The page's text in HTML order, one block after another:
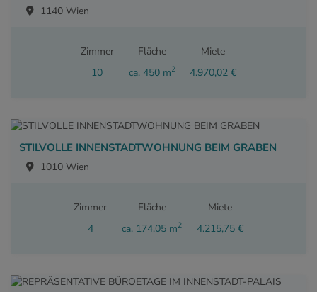
1140 Wien
Zimmer
10
Fläche
ca. 450 m2
Miete
4.970,02 €
STILVOLLE INNENSTADTWOHNUNG BEIM GRABEN
1010 Wien
Zimmer
4
Fläche
ca. 174,05 m2
Miete
4.215,75 €